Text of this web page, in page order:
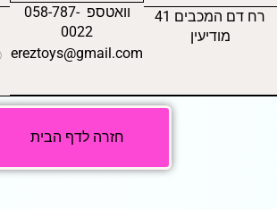
רח דם המכבים 41
מודיעין
וואטספ 058-787-
0022
ereztoys@gmail.com
חזרה לדף הבית